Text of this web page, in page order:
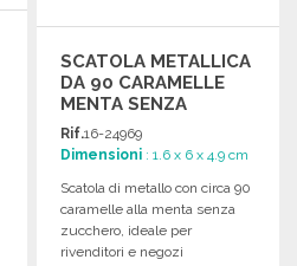
SCATOLA METALLICA
DA 90 CARAMELLE
MENTA SENZA
ZUCCHERO
Rif.16-24969
Dimensioni : 1.6 x 6 x 4.9 cm
Scatola di metallo con circa 90
caramelle alla menta senza
zucchero, ideale per
rivenditori e negozi